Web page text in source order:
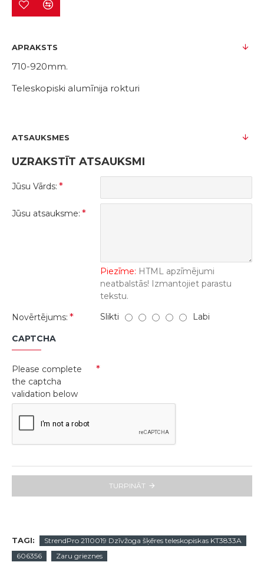
APRAKSTS
710-920mm.
Teleskopiski alumīnija rokturi
ATSAUKSMES
UZRAKSTĪT ATSAUKSMI
Jūsu Vārds:
Jūsu atsauksme:
Piezīme: HTML apzīmējumi
neatbalstās! Izmantojiet parastu
tekstu.
Novērtējums:
Slikti Labi
CAPTCHA
Please complete
the captcha
validation below
TURPINĀT
TAGI:
StrendPro 2110019 Dzīvžoga šķēres teleskopiskas KT3833A
606356
Zaru grieznes